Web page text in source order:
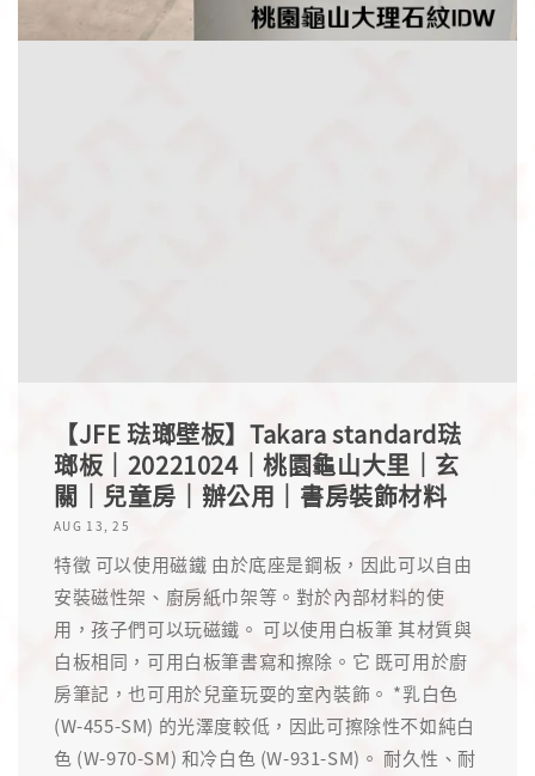
【JFE 琺瑯壁板】Takara standard琺
瑯板｜20221024｜桃園龜山大里｜玄
關｜兒童房｜辦公用｜書房裝飾材料
AUG 13, 25
特徵 可以使用磁鐵 由於底座是鋼板，因此可以自由
安裝磁性架、廚房紙巾架等。對於內部材料的使
用，孩子們可以玩磁鐵。 可以使用白板筆 其材質與
白板相同，可用白板筆書寫和擦除。它 既可用於廚
房筆記，也可用於兒童玩耍的室內裝飾。 *乳白色
(W-455-SM) 的光澤度較低，因此可擦除性不如純白
色 (W-970-SM) 和冷白色 (W-931-SM)。 耐久性、耐